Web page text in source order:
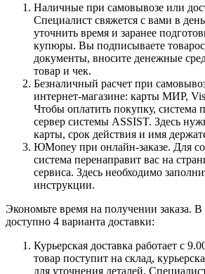
Наличные при самовывозе или
Специалист свяжется с вами в
уточнить время и заранее
купюры. Вы подписываете
документы, вносите денежные
товар и чек.
Безналичный расчет при
интернет-магазине: карты МИР,
Чтобы оплатить покупку, система
сервер системы ASSIST. Здесь
карты, срок действия и имя
ЮMoney при онлайн-заказе. Для
система перенаправит вас на
сервиса. Здесь необходимо
инструкции.
Экономьте время на получении заказа. В
доступно 4 варианта доставки:
Курьерская доставка работает с
товар поступит на склад,
для уточнения деталей.